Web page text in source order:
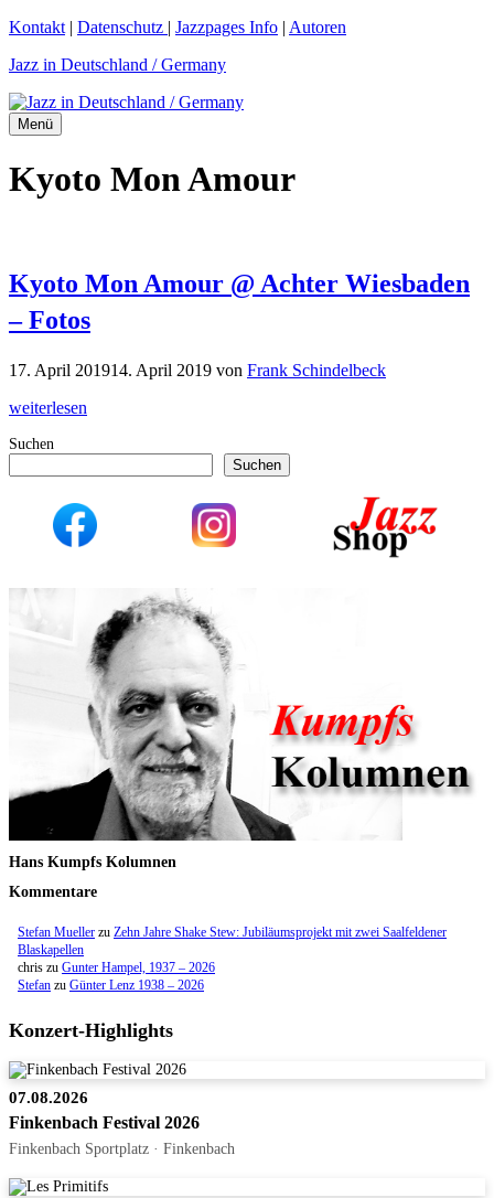
Zum
springen
Kontakt | Datenschutz | Jazzpages Info | Autoren
Jazz in Deutschland / Germany
Menü
Kyoto Mon Amour
Kyoto Mon Amour @ Achter Wiesbaden
– Fotos
17. April 201914. April 2019 von Frank Schindelbeck
weiterlesen
Suchen
Suchen
Hans Kumpfs Kolumnen
Kommentare
Stefan Mueller zu Zehn Jahre Shake Stew: Jubiläumsprojekt mit zwei Saalfeldener
Blaskapellen
chris zu Gunter Hampel, 1937 – 2026
Stefan zu Günter Lenz 1938 – 2026
Konzert-Highlights
07.08.2026
Finkenbach Festival 2026
Finkenbach Sportplatz · Finkenbach